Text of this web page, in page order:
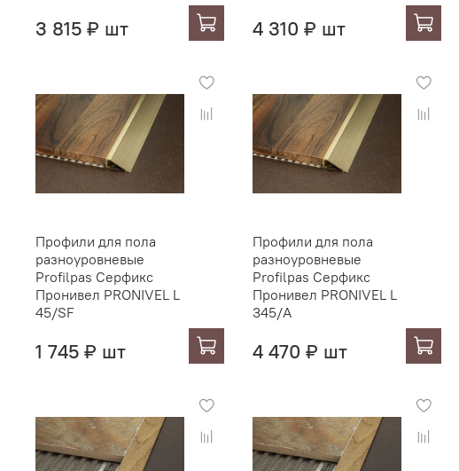
3 815 ₽ шт 4 310 ₽ шт
Профили для пола
разноуровневые
Profilpas Серфикс
Пронивел PRONIVEL L
45/SF
1 745 ₽ шт
Профили для пола
разноуровневые
Profilpas Серфикс
Пронивел PRONIVEL L
345/A
4 470 ₽ шт